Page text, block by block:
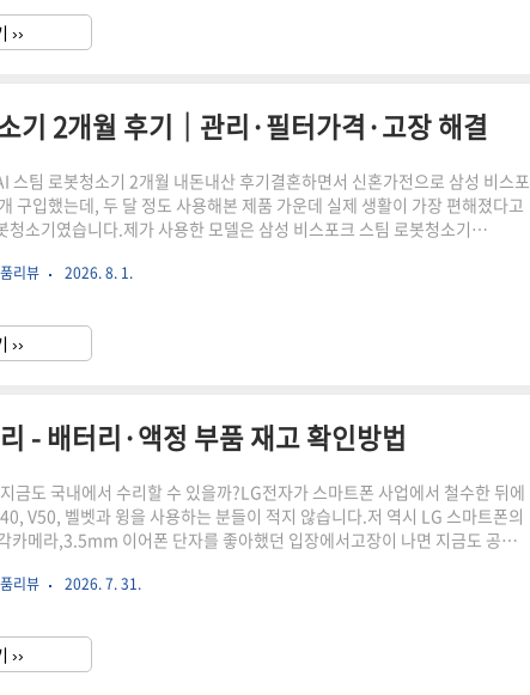
별 재료와 용량, 넣는 순서까지 단계별로 확인할 수 있어 커피 레시피를 잘 모
적 쉽게 따라 할 수 있습니다.네스프레소 버츄오와 함께 사용해본 바리스타
››
기 2개월 후기｜관리·필터가격·고장 해결
스팀 로봇청소기 2개월 내돈내산 후기결혼하면서 신혼가전으로 삼성 비스포
구입했는데, 두 달 정도 사용해본 제품 가운데 실제 생활이 가장 편해졌다고
청소기였습니다.제가 사용한 모델은 삼성 비스포크 스팀 로봇청소기
걸레 자동 세척과 스팀 살균, 열풍 건조, 자동 먼지 비움까지 지원합니다.맞
을 구입한 뒤에는 출근 전이나 외출 중에 청소를 시작해두면 바닥 청소부터
자동으로 끝나 있어 확실히 편했습니다.두 달 동안 사용한..
리뷰 2026. 8. 1.
››
- 배터리·액정 부품 재고 확인방법
금도 국내에서 수리할 수 있을까?LG전자가 스마트폰 사업에서 철수한 뒤에
V50, 벨벳과 윙을 사용하는 분들이 적지 않습니다.저 역시 LG 스마트폰의
카메라,3.5mm 이어폰 단자를 좋아했던 입장에서고장이 나면 지금도 공식
수리를 문의할 수는 있습니다.다만 G7 ThinQ는 2018년에 출시된 오래된
가 운영된다고 부품까지 남아 있다는 뜻은 아닙니다.G7 ThinQ 전체 모델
사용하는 액정·후면커버·메인보드가 다르..
리뷰 2026. 7. 31.
››